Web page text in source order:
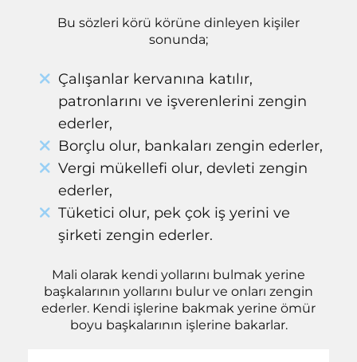
Bu sözleri körü körüne dinleyen kişiler
sonunda;
Çalışanlar kervanına katılır,
patronlarını ve işverenlerini zengin
ederler,
Borçlu olur, bankaları zengin ederler,
Vergi mükellefi olur, devleti zengin
ederler,
Tüketici olur, pek çok iş yerini ve
şirketi zengin ederler.
Mali olarak kendi yollarını bulmak yerine
başkalarının yollarını bulur ve onları zengin
ederler. Kendi işlerine bakmak yerine ömür
boyu başkalarının işlerine bakarlar.